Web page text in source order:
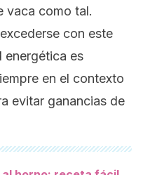
vaca como tal.
con este
energética es
en el contexto
evitar ganancias de